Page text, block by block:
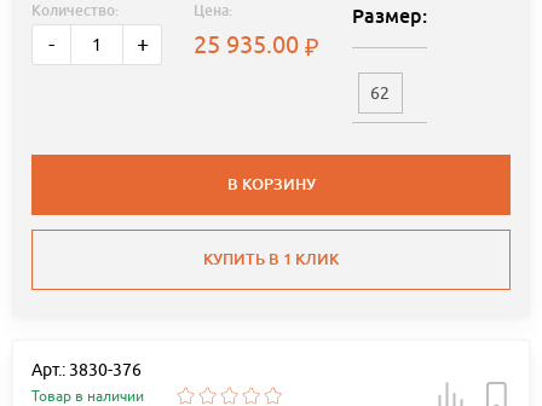
Количество:
- +
Цена:
25 935.00
Размер:
62
В КОРЗИНУ
КУПИТЬ В 1 КЛИК
Арт.: 3830-376
Товар в наличии